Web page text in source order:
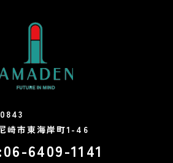
崎市東海岸町1-46
06-6409-1141